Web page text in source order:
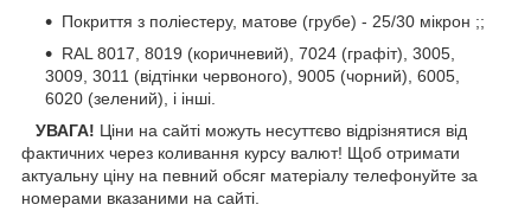
Покриття з поліестеру, матове (грубе) - 25/30 мікрон ;;
RAL 8017, 8019 (коричневий), 7024 (графіт), 3005,
3009, 3011 (відтінки червоного), 9005 (чорний), 6005,
6020 (зелений), і інші.
УВАГА! Ціни на сайті можуть несуттєво відрізнятися від
фактичних через коливання курсу валют! Щоб отримати
актуальну ціну на певний обсяг матеріалу телефонуйте за
номерами вказаними на сайті.